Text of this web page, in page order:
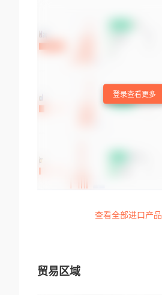
登录查看更多
查看全部进口产品
贸易区域